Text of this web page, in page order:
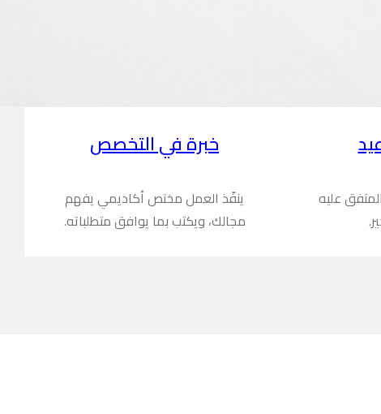
عليه
خبرة في التخصص
ينفّذ العمل مختص أكاديمي يفهم
مجالك، ويكتب بما يوافق متطلباته.